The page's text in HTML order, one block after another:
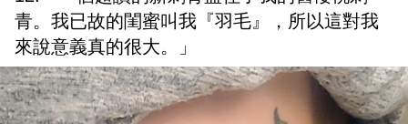
青。我已故的閨蜜叫我『羽毛』，所以這對我
來說意義真的很大。」